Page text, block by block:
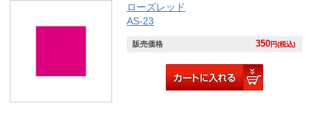
ローズレッド
AS-23
販売価格 350円(税込)